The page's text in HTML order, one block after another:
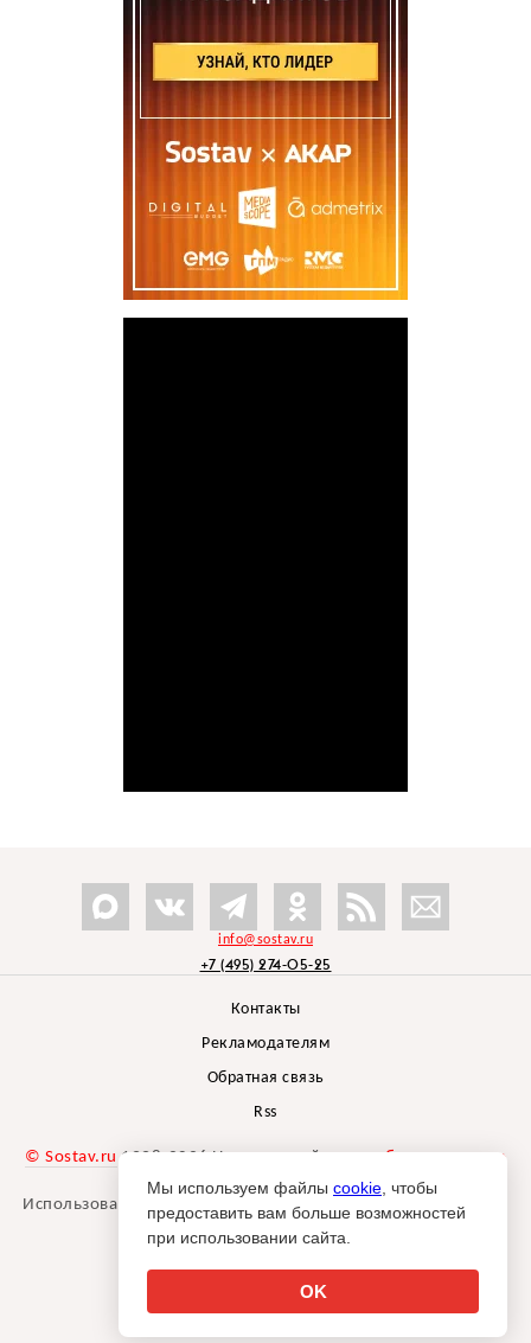
info@sostav.ru
+7 (495) 274-05-25
Контакты
Рекламодателям
Обратная связь
Rss
© Sostav.ru 1998-2026 Независимый проектбрендингового
агентства Depot
Использование материалов Sostav.ru допустимо только при
указании источника.
Мы используем файлы cookie , чтобы
предоставить вам больше возможностей
при использовании сайта.
OK